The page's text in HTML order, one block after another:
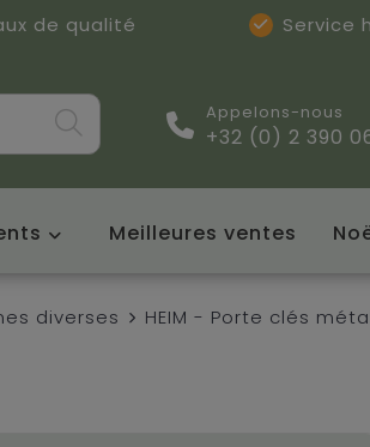
de qualité Service
Appelons-nous
+32 (0) 2 390
Meilleures ventes
diverses HEIM - Porte clés